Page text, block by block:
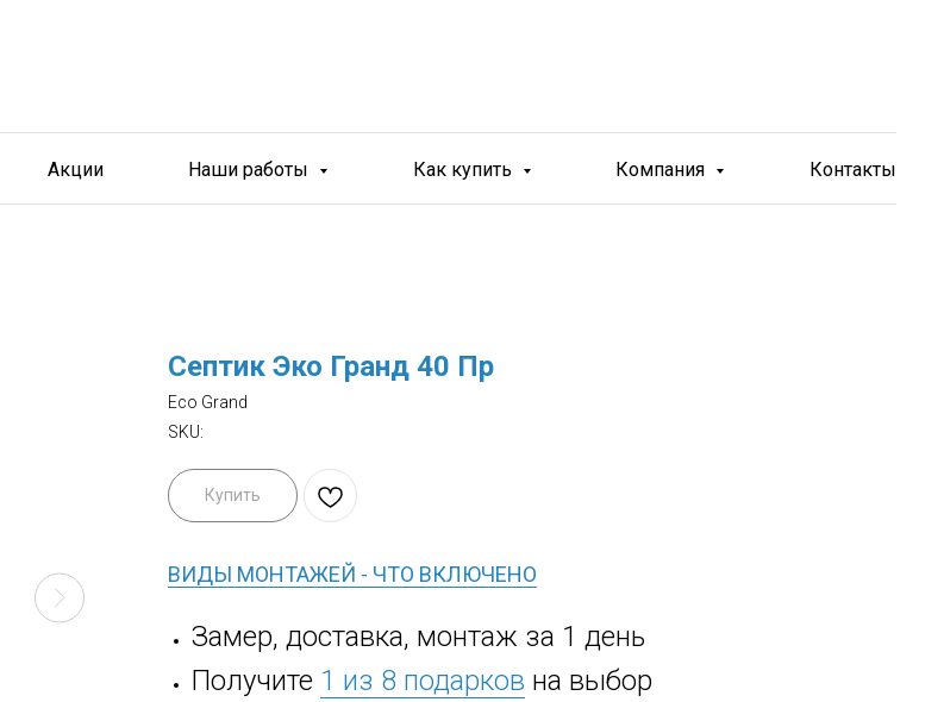
Акции Наши работы Как купить Компания Контакты
Септик Эко Гранд 40 Пр
Eco Grand
SKU:
Купить
ВИДЫ МОНТАЖЕЙ - ЧТО ВКЛЮЧЕНО
Замер, доставка, монтаж за 1 день
Получите 1 из 8 подарков на выбор